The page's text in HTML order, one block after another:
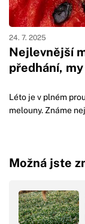
Nejlevnější
předhání,
24. 7. 2025
Léto je v plném
melouny. Známe
Možná jste